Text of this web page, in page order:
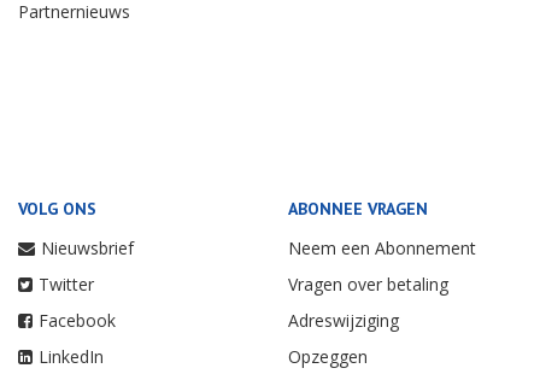
Partnernieuws
VOLG ONS
Nieuwsbrief
Twitter
Facebook
LinkedIn
ABONNEE VRAGEN
Neem een Abonnement
Vragen over betaling
Adreswijziging
Opzeggen